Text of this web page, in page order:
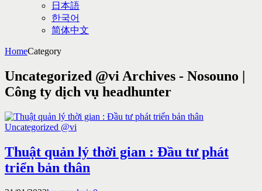
日本語
한국어
简体中文
HomeCategory
Uncategorized @vi Archives - Nosouno |
Công ty dịch vụ headhunter
Uncategorized @vi
Thuật quản lý thời gian : Đầu tư phát
triển bản thân